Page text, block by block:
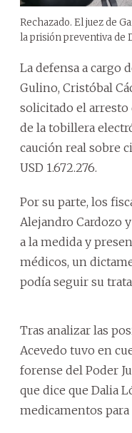
Rechazado. El juez de
la prisión preventiva de
La defensa a cargo
Gulino, Cristóbal
solicitado el
de la tobillera
caución real sobre
USD 1.672.276.
Por su parte, los
Alejandro Cardozo
a la medida y
médicos, un
podía seguir su
Tras analizar las
Acevedo tuvo en
forense del Poder
que dice que Dalia
medicamentos para